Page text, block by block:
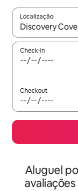
Localização
Quando os
Check-in
Checkout
Aluguel